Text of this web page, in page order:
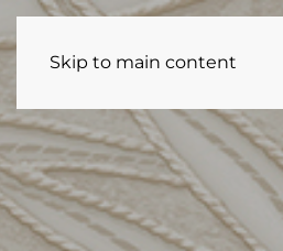
Skip to main content